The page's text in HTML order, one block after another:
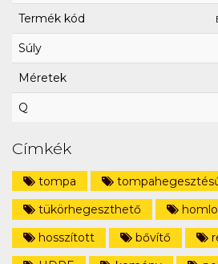
Termék kód
Súly
Méretek
Q
Címkék
tompa
tükörhegeszthető
hosszított
bővítő